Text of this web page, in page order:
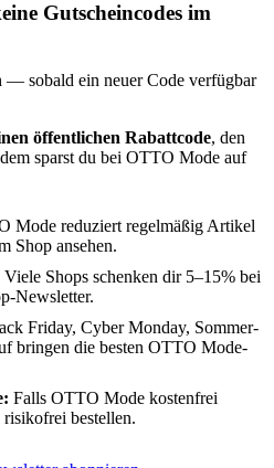
Gutscheincodes im
— sobald ein neuer Code verfügbar
öffentlichen Rabattcode, den
sparst du bei OTTO Mode auf
Mode reduziert regelmäßig Artikel
Shop ansehen.
Viele Shops schenken dir 5–15% bei
Newsletter.
Friday, Cyber Monday, Sommer-
bringen die besten OTTO Mode-
Falls OTTO Mode kostenfrei
bestellen.